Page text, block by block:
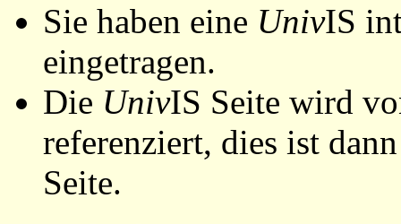
Sie haben eine UnivIS
eingetragen.
Die UnivIS Seite wird
referenziert, dies ist
Seite.